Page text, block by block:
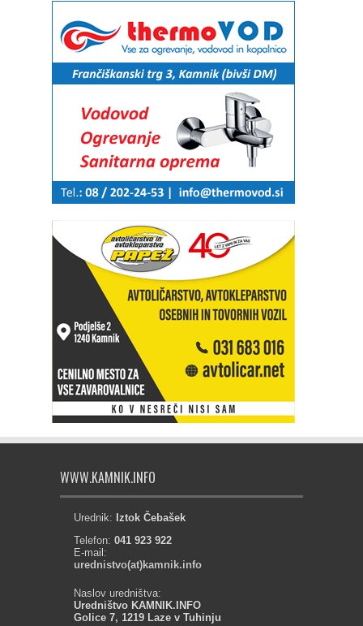
WWW.KAMNIK.INFO
Urednik: Iztok Čebašek
Telefon: 041 923 922
E-mail:
urednistvo(at)kamnik.info
Naslov uredništva:
Uredništvo KAMNIK.INFO
Golice 7, 1219 Laze v Tuhinju